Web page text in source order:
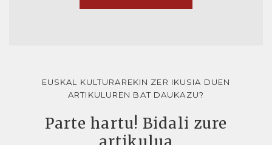
EUSKAL KULTURAREKIN ZER IKUSIA DUEN
ARTIKULUREN BAT DAUKAZU?
Parte hartu! Bidali zure